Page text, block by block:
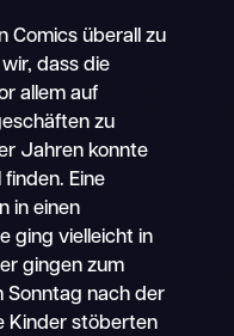
Comics überall zu
dass die
allem auf
zu
Jahren konnte
Eine
in einen
ging vielleicht in
gingen zum
Sonntag nach der
Kinder stöberten